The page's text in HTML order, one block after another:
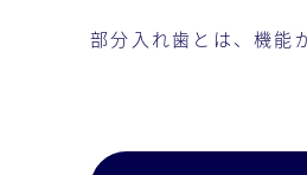
部分入れ歯とは、機能